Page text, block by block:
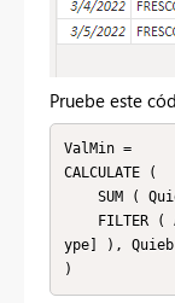
Pruebe este
ValMin =
CALCULATE (
ype] ),
)